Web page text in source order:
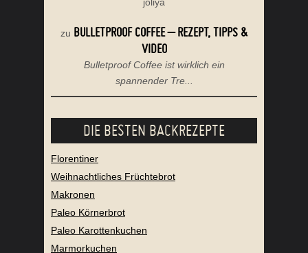
zu BULLETPROOF COFFEE – REZEPT, TIPPS &
VIDEO
Bulletproof Coffee ist wirklich ein
spannender Tre...
DIE BESTEN BACKREZEPTE
Florentiner
Weihnachtliches Früchtebrot
Makronen
Paleo Körnerbrot
Paleo Karottenkuchen
Marmorkuchen